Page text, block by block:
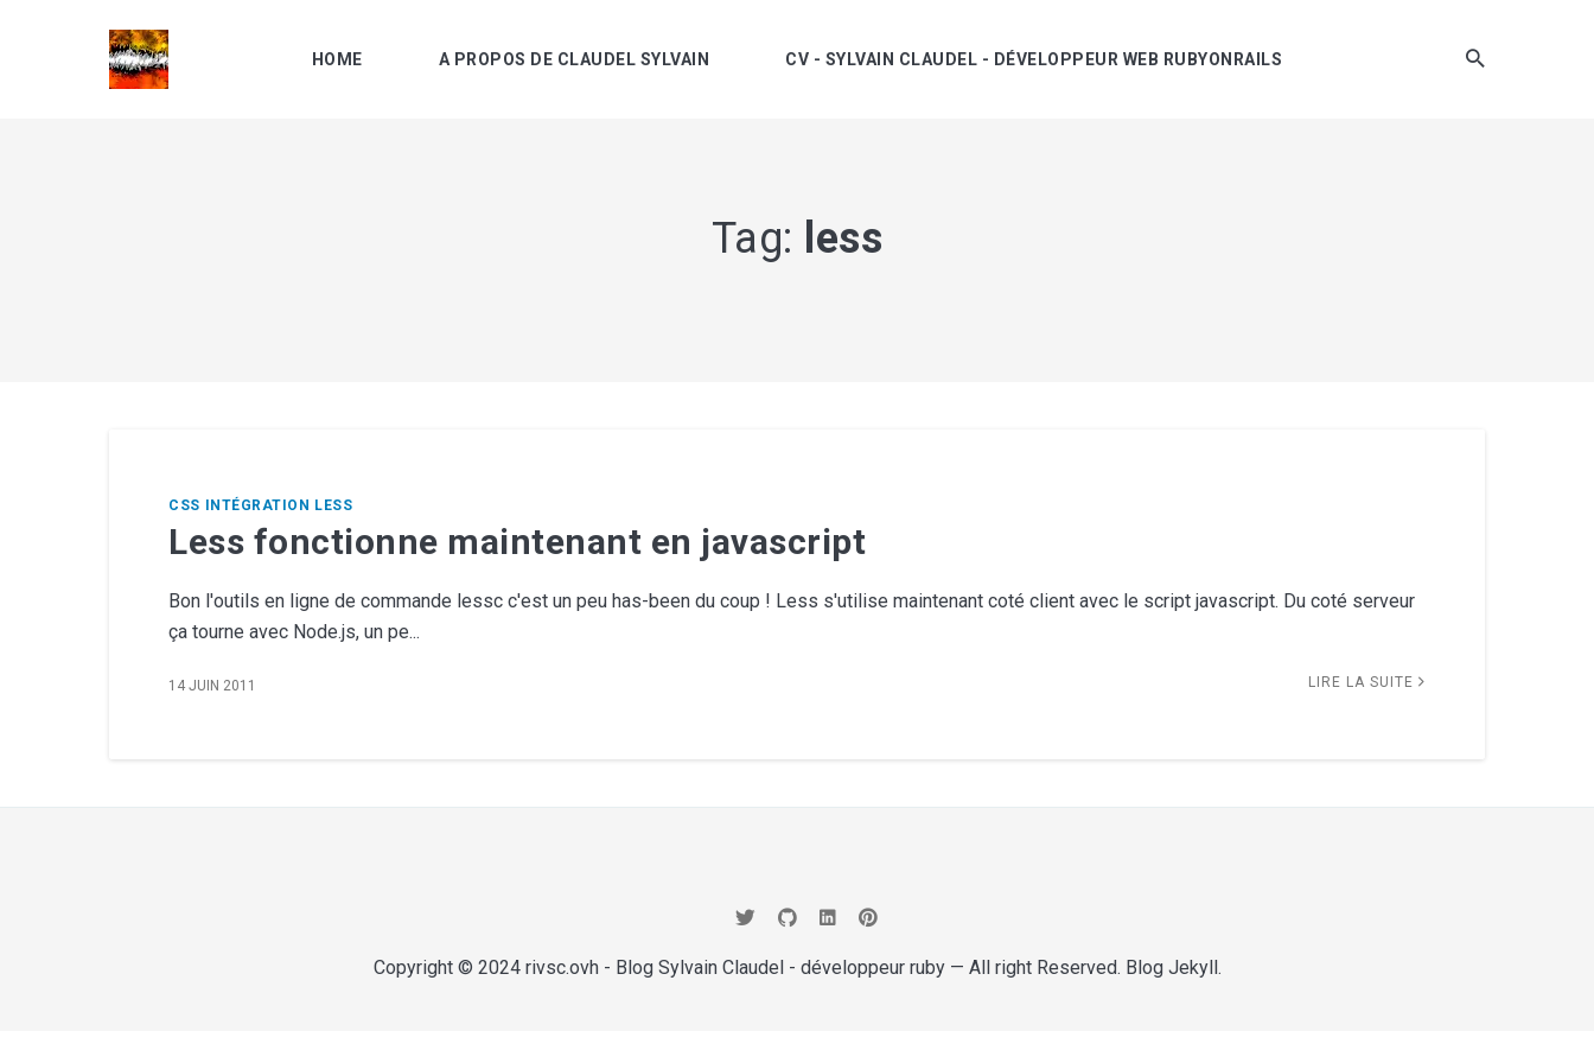
HOME A PROPOS DE CLAUDEL SYLVAIN CV - SYLVAIN CLAUDEL - DÉVELOPPEUR WEB RUBYONRAILS
Tag: less
CSS INTÉGRATION LESS
Less fonctionne maintenant en javascript
Bon l'outils en ligne de commande lessc c'est un peu has-been du coup ! Less s'utilise maintenant coté client avec le script javascript. Du coté serveur
ça tourne avec Node.js, un pe...
14 JUIN 2011 LIRE LA SUITE
Copyright © 2024 rivsc.ovh - Blog Sylvain Claudel - développeur ruby— All right Reserved. Blog Jekyll.